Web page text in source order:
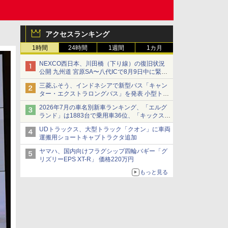
アクセスランキング
1時間 24時間 1週間 1カ月
NEXCO西日本、川田橋（下り線）の復旧状況
公開 九州道 宮原SA〜八代ICで8月9日中に緊急
車両を通行可能に
三菱ふそう、インドネシアで新型バス「キャン
ター・エクストラロングバス」を発表 小型トラ
ックベースの観光・旅客輸送向けバス
2026年7月の車名別新車ランキング、「エルグ
ランド」は1883台で乗用車36位、「キックス」
は2591台で27位に
UDトラックス、大型トラック「クオン」に車両
運搬用ショートキャブトラクタ追加
ヤマハ、国内向けフラグシップ四輪バギー「グ
リズリーEPS XT-R」 価格220万円
もっと見る